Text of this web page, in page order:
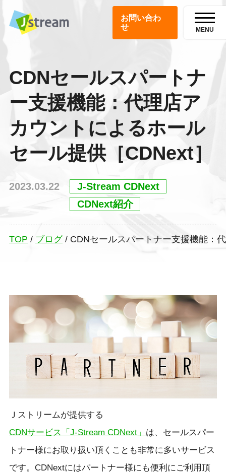
お問い合わ
せ
MENU
CDNセールスパートナ
ー支援機能：代理店ア
カウントによるホール
セール提供［CDNext］
2023.03.22
J-Stream CDNext
CDNext紹介
TOP / ブログ/ CDNセールスパートナー支援機能：
Ｊストリームが提供する
CDNサービス「J-Stream CDNext」 は、セールスパー
トナー様にお取り扱い頂くことも非常に多いサービス
です。CDNextにはパートナー様にも便利にご利用頂